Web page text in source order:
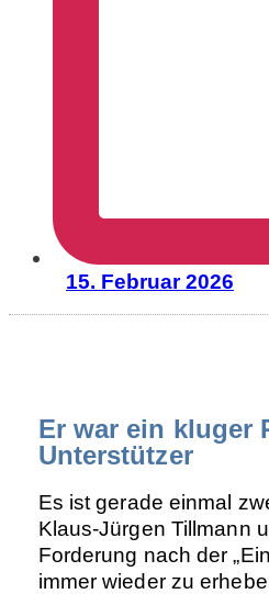
15. Februar 2026
Er war ein kluger
Unterstützer
Es ist gerade einmal
Klaus-Jürgen Tillmann
Forderung nach der
immer wieder zu